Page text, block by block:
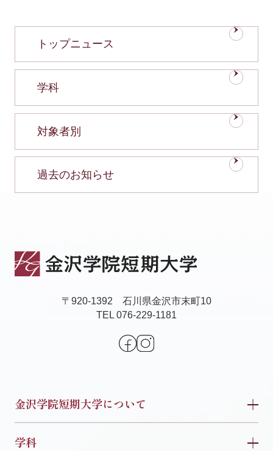
トップニュース
学科
対象者別
過去のお知らせ
〒920-1392 石川県金沢市末町10
TEL 076-229-1181
金沢学院短期大学について
学科